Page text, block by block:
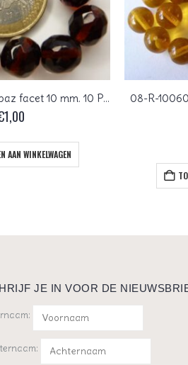
0030296 Dark Topaz facet 10 mm. 10 Pc.
1,00
AAN WINKELWAGEN
08-R-
JE IN VOOR DE